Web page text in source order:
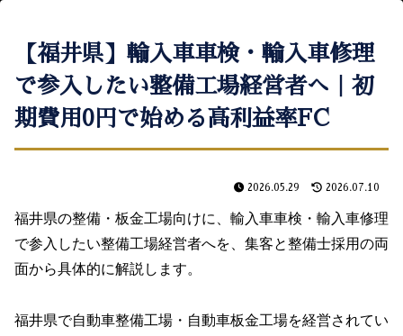
【福井県】輸入車車検・輸入車修理
で参入したい整備工場経営者へ｜初
期費用0円で始める高利益率FC
2026.05.29 2026.07.10
福井県の整備・板金工場向けに、輸入車車検・輸入車修理
で参入したい整備工場経営者へを、集客と整備士採用の両
面から具体的に解説します。
福井県で自動車整備工場・自動車板金工場を経営されてい